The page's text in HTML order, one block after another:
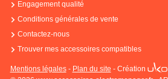
Engagement qualité
Conditions générales de vente
Contactez-nous
Trouver mes accessoires compatibles
Mentions légales- Plan du site - Création